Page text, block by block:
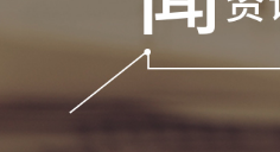
板